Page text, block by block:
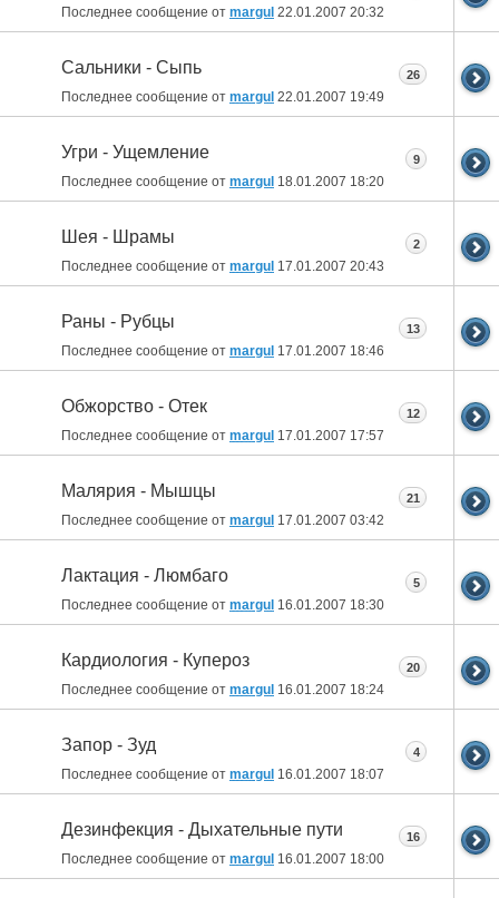
Последнее сообщение от margul 22.01.2007 20:32
Сальники - Сыпь
Последнее сообщение от margul 22.01.2007 19:49
26
Угри - Ущемление
Последнее сообщение от margul 18.01.2007 18:20
9
Шея - Шрамы
Последнее сообщение от margul 17.01.2007 20:43
2
Раны - Рубцы
Последнее сообщение от margul 17.01.2007 18:46
13
Обжорство - Отек
Последнее сообщение от margul 17.01.2007 17:57
12
Малярия - Мышцы
Последнее сообщение от margul 17.01.2007 03:42
21
Лактация - Люмбаго
Последнее сообщение от margul 16.01.2007 18:30
5
Кардиология - Купероз
Последнее сообщение от margul 16.01.2007 18:24
20
Запор - Зуд
Последнее сообщение от margul 16.01.2007 18:07
4
Дезинфекция - Дыхательные пути
Последнее сообщение от margul 16.01.2007 18:00
16